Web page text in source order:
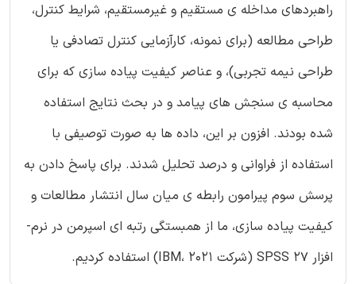
راهبردهای مداخله ی مستقیم و غیرمستقیم، شرایط کنترل،
طراحی مطالعه (برای نمونه، کارآزمایی کنترل تصادفی یا
طراحی نیمه تجربی)، و عناصر کیفیت پیاده سازی که برای
محاسبه ی سنجش های پیامد و در بحث نتایج استفاده
شده بودند. افزون بر این، داده ها به صورت توصیفی با
استفاده از فراوانی و درصد تحلیل شدند. برای پاسخ دادن به
پرسش سوم پیرامون رابطه ی میان سال انتشار مطالعات و
کیفیت پیاده سازی، ما از همبستگی رتبه ای اسپرمن در نرم-
افزار SPSS 27 (شرکت IBM، 2021) استفاده کردیم.